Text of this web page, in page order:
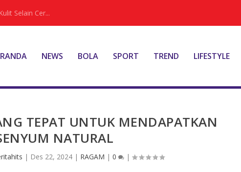
Selain Cer...
NEWS BOLA SPORT TREND LIFESTYLE
TEPAT UNTUK MENDAPATKAN
NATURAL
| Des 22, 2024| RAGAM | 0 |